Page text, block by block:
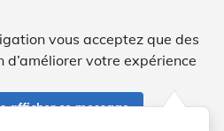
vous acceptez que des
votre expérience
afficher ce message